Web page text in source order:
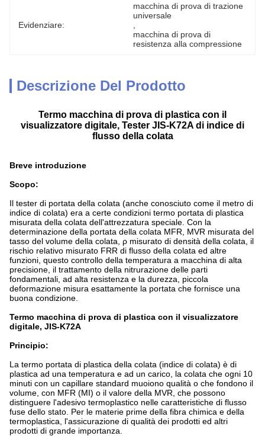
Evidenziare:
macchina di prova di trazione
universale
macchina di prova di
resistenza alla compressione
Descrizione Del Prodotto
Termo macchina di prova di plastica con il
visualizzatore digitale, Tester JIS-K72A di indice di
flusso della colata
Breve introduzione
Scopo:
Il tester di portata della colata (anche conosciuto come il metro di
indice di colata) era a certe condizioni termo portata di plastica
misurata della colata dell'attrezzatura speciale. Con la
determinazione della portata della colata MFR, MVR misurata del
tasso del volume della colata, ρ misurato di densità della colata, il
rischio relativo misurato FRR di flusso della colata ed altre
funzioni, questo controllo della temperatura a macchina di alta
precisione, il trattamento della nitrurazione delle parti
fondamentali, ad alta resistenza e la durezza, piccola
deformazione misura esattamente la portata che fornisce una
buona condizione.
Termo macchina di prova di plastica con il visualizzatore
digitale, JIS-K72A
Principio:
La termo portata di plastica della colata (indice di colata) è di
plastica ad una temperatura e ad un carico, la colata che ogni 10
minuti con un capillare standard muoiono qualità o che fondono il
volume, con MFR (MI) o il valore della MVR, che possono
distinguere l'adesivo termoplastico nelle caratteristiche di flusso
fuse dello stato. Per le materie prime della fibra chimica e della
termoplastica, l'assicurazione di qualità dei prodotti ed altri
prodotti di grande importanza.